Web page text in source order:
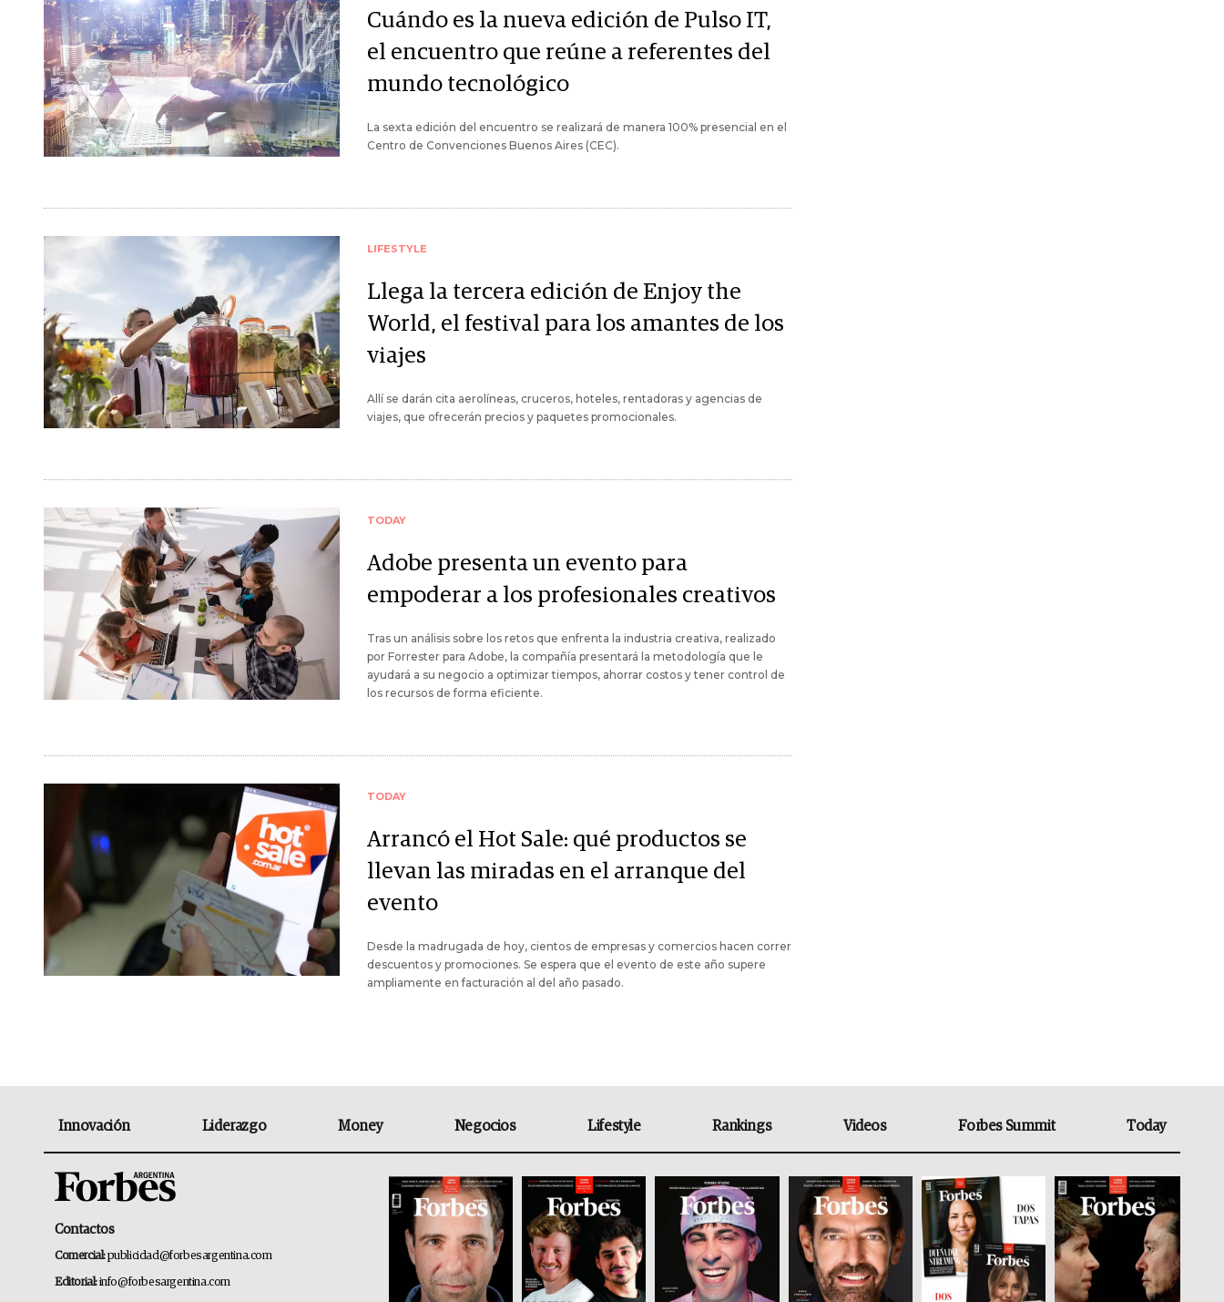
Cuándo es la nueva edición de Pulso IT,
el encuentro que reúne a referentes del
mundo tecnológico
La sexta edición del encuentro se realizará de manera 100% presencial en el
Centro de Convenciones Buenos Aires (CEC).
LIFESTYLE
Llega la tercera edición de Enjoy the
World, el festival para los amantes de los
viajes
Allí se darán cita aerolíneas, cruceros, hoteles, rentadoras y agencias de
viajes, que ofrecerán precios y paquetes promocionales.
TODAY
Adobe presenta un evento para
empoderar a los profesionales creativos
Tras un análisis sobre los retos que enfrenta la industria creativa, realizado
por Forrester para Adobe, la compañía presentará la metodología que le
ayudará a su negocio a optimizar tiempos, ahorrar costos y tener control de
los recursos de forma eficiente.
TODAY
Arrancó el Hot Sale: qué productos se
llevan las miradas en el arranque del
evento
Desde la madrugada de hoy, cientos de empresas y comercios hacen correr
descuentos y promociones. Se espera que el evento de este año supere
ampliamente en facturación al del año pasado.
Innovación Liderazgo Money Negocios Lifestyle Rankings Videos Forbes Summit Today
Contactos
Comercial:publicidad@forbesargentina.com
Editorial:info@forbesargentina.com